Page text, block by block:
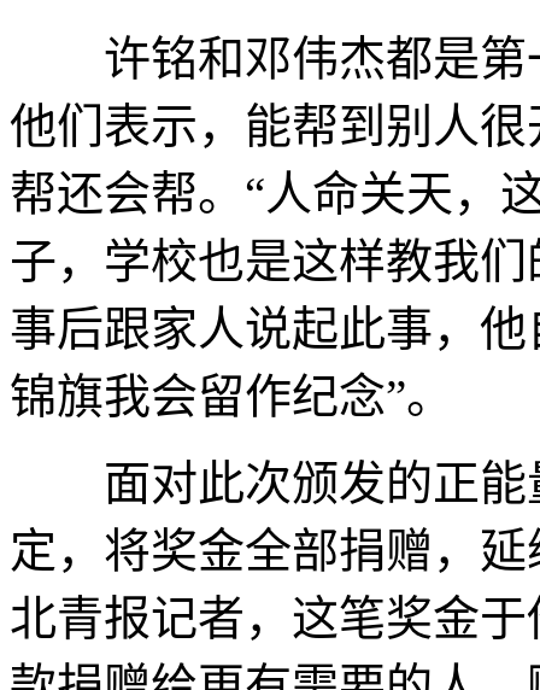
许铭和邓伟杰都是第
他们表示，能帮到别人
帮还会帮。“人命关天，
子，学校也是这样教我
事后跟家人说起此事，
锦旗我会留作纪念”。
面对此次颁发的正能
定，将奖金全部捐赠，
北青报记者，这笔奖金